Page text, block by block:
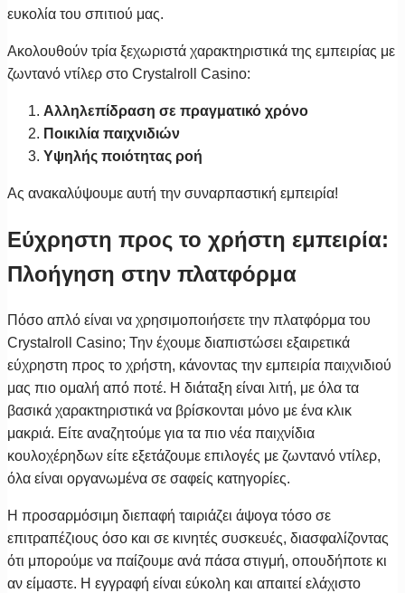
ευκολία του σπιτιού μας.
Ακολουθούν τρία ξεχωριστά χαρακτηριστικά της εμπειρίας με
ζωντανό ντίλερ στο Crystalroll Casino:
Αλληλεπίδραση σε πραγματικό χρόνο
Ποικιλία παιχνιδιών
Υψηλής ποιότητας ροή
Ας ανακαλύψουμε αυτή την συναρπαστική εμπειρία!
Εύχρηστη προς το χρήστη εμπειρία:
Πλοήγηση στην πλατφόρμα
Πόσο απλό είναι να χρησιμοποιήσετε την πλατφόρμα του
Crystalroll Casino; Την έχουμε διαπιστώσει εξαιρετικά
εύχρηστη προς το χρήστη, κάνοντας την εμπειρία παιχνιδιού
μας πιο ομαλή από ποτέ. Η διάταξη είναι λιτή, με όλα τα
βασικά χαρακτηριστικά να βρίσκονται μόνο με ένα κλικ
μακριά. Είτε αναζητούμε για τα πιο νέα παιχνίδια
κουλοχέρηδων είτε εξετάζουμε επιλογές με ζωντανό ντίλερ,
όλα είναι οργανωμένα σε σαφείς κατηγορίες.
Η προσαρμόσιμη διεπαφή ταιριάζει άψογα τόσο σε
επιτραπέζιους όσο και σε κινητές συσκευές, διασφαλίζοντας
ότι μπορούμε να παίζουμε ανά πάσα στιγμή, οπουδήποτε κι
αν είμαστε. Η εγγραφή είναι εύκολη και απαιτεί ελάχιστο